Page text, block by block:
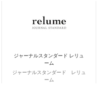
ジャーナルスタンダード レリュ
ーム
ジャーナルスタンダード レリュ
ーム